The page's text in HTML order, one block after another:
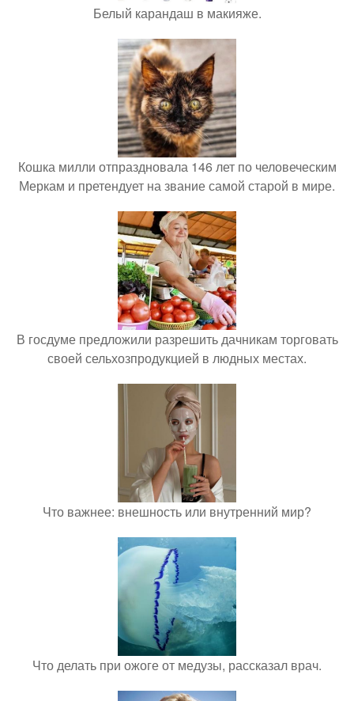
Белый карандаш в макияже.
Кошка милли отпраздновала 146 лет по человеческим
Меркам и претендует на звание самой старой в мире.
В госдуме предложили разрешить дачникам торговать
своей сельхозпродукцией в людных местах.
Что важнее: внешность или внутренний мир?
Что делать при ожоге от медузы, рассказал врач.